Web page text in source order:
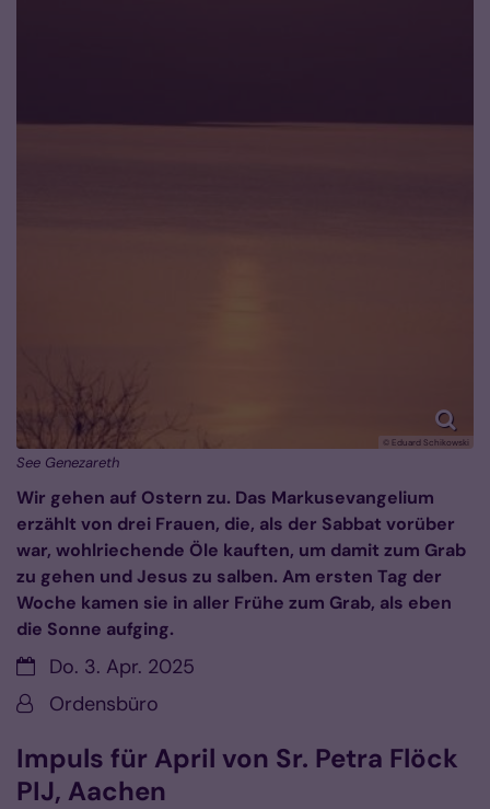
© Eduard Schikowski
See Genezareth
Wir gehen auf Ostern zu. Das Markusevangelium
erzählt von drei Frauen, die, als der Sabbat vorüber
war, wohlriechende Öle kauften, um damit zum Grab
zu gehen und Jesus zu salben. Am ersten Tag der
Woche kamen sie in aller Frühe zum Grab, als eben
die Sonne aufging.
Datum:Do. 3. Apr. 2025
Von:Ordensbüro
Impuls für April von Sr. Petra Flöck
PIJ, Aachen